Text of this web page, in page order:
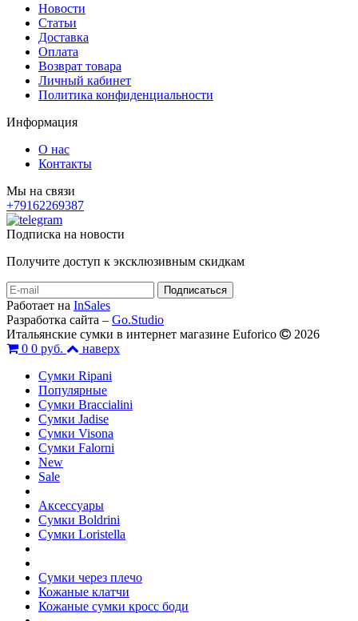
Новости
Статьи
Доставка
Оплата
Возврат товара
Личный кабинет
Политика конфиденциальности
Информация
О нас
Контакты
Мы на связи
+79162269387
Подписка на новости
Получите доступ к эксклюзивным скидкам
Работает на InSales
Разработка сайта – Go.Studio
Итальянские сумки в интернет магазине Euforico
2026
0 0 руб.
наверх
Сумки Ripani
Популярные
Сумки Braccialini
Сумки Jadise
Сумки Visona
Сумки Falorni
New
Sale
Аксессуары
Сумки Boldrini
Сумки Loristella
Сумки через плечо
Кожаные клатчи
Кожаные сумки кросс боди